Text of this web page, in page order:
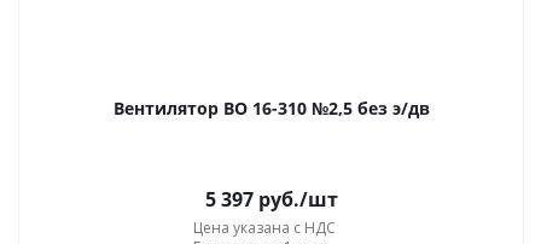
Вентилятор ВО 16-310 №2,5 без э/дв
5 397 руб./шт
Цена указана с НДС